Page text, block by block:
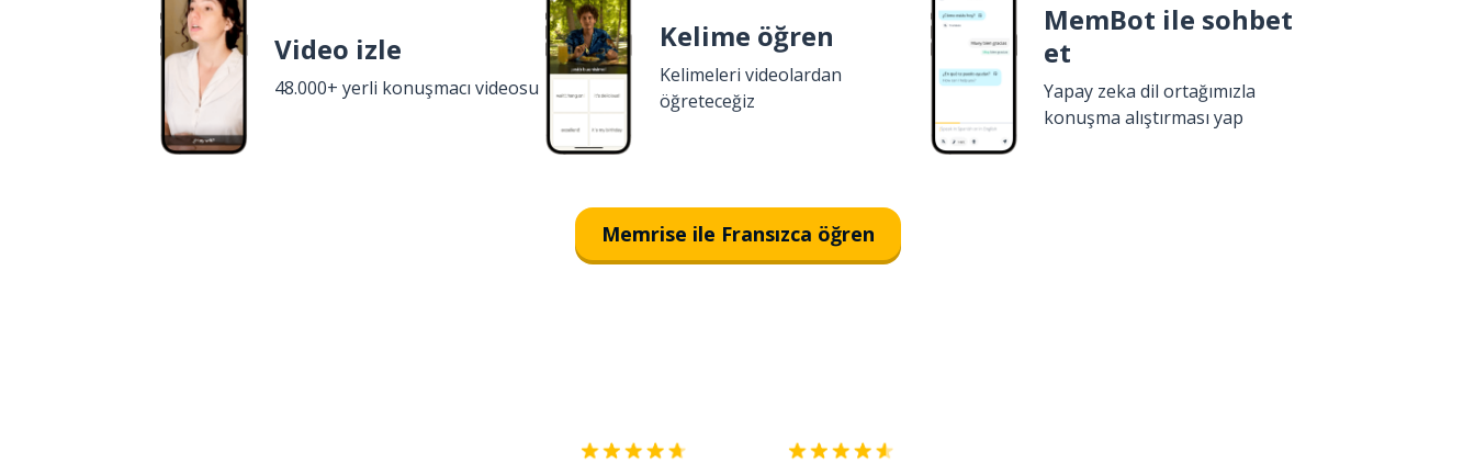
Video izle
48.000+ yerli konuşmacı videosu
Kelime öğren
Kelimeleri videolardan
öğreteceğiz
MemBot ile sohbet
et
Yapay zeka dil ortağımızla
konuşma alıştırması yap
Memrise ile Fransızca öğren